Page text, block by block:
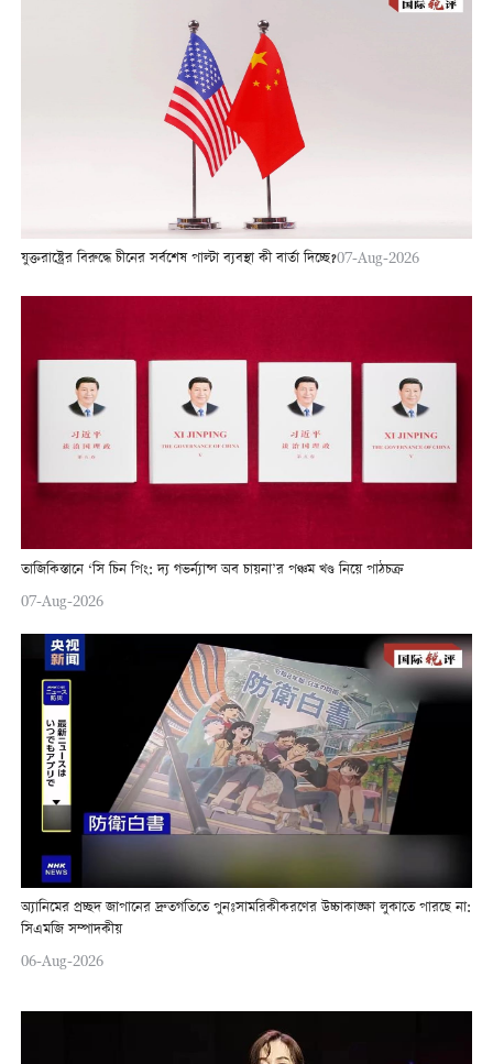
যুক্তরাষ্ট্রের বিরুদ্ধে চীনের সর্বশেষ পাল্টা ব্যবস্থা কী বার্তা দিচ্ছে?07-Aug-2026
তাজিকিস্তানে ‘সি চিন পিং: দ্য গভর্ন্যান্স অব চায়না’র পঞ্চম খণ্ড নিয়ে পাঠচক্র
07-Aug-2026
অ্যানিমের প্রচ্ছদ জাপানের দ্রুতগতিতে পুনঃসামরিকীকরণের উচ্চাকাঙ্ক্ষা লুকাতে পারছে না:
সিএমজি সম্পাদকীয়
06-Aug-2026